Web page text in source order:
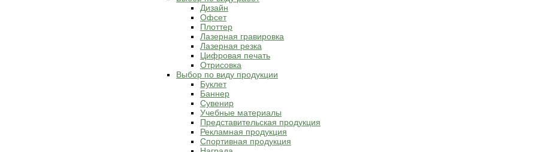
Дизайн
Офсет
Плоттер
Лазерная гравировка
Лазерная резка
Цифровая печать
Отрисовка
Выбор по виду продукции
Буклет
Баннер
Сувенир
Учебные материалы
Представительская продукция
Рекламная продукция
Спортивная продукция